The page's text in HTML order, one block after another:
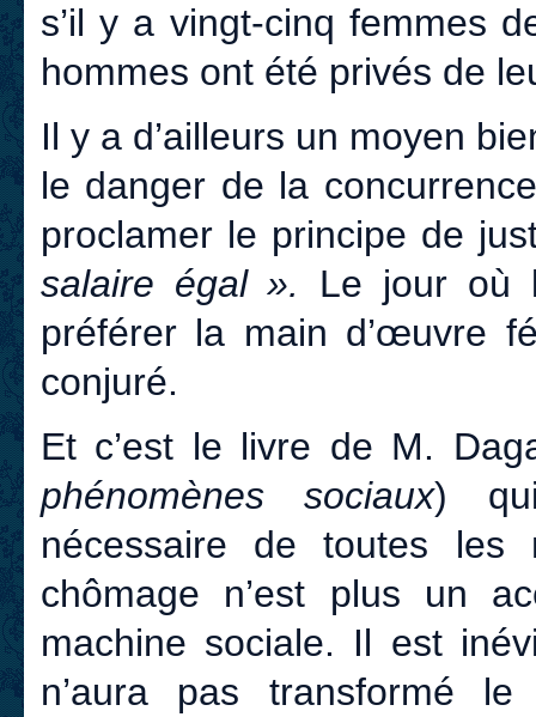
s’il y a vingt-cinq femmes
hommes ont été privés de
Il y a d’ailleurs un moyen
le danger de la
proclamer le principe de
salaire égal ».
Le jour où
préférer la main d’œuvre
conjuré.
Et c’est le livre de M.
phénomènes sociaux)
nécessaire de toutes les
chômage n’est plus un
machine sociale. Il est
n’aura pas transformé